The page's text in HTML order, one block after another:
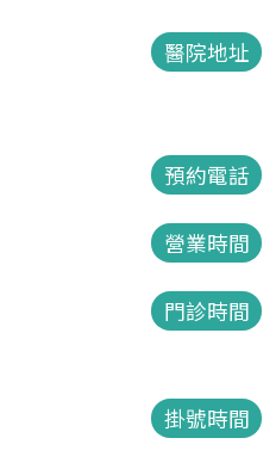
醫院地址
預約電話
營業時間
門診時間
掛號時間